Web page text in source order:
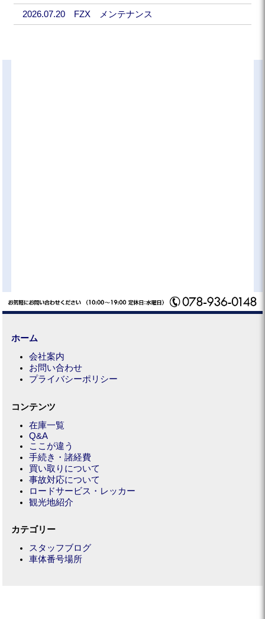
2026.07.20 FZX メンテナンス
ホーム
会社案内
お問い合わせ
プライバシーポリシー
コンテンツ
在庫一覧
Q&A
ここが違う
手続き・諸経費
買い取りについて
事故対応について
ロードサービス・レッカー
観光地紹介
カテゴリー
スタッフブログ
車体番号場所